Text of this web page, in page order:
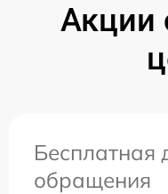
Акции
Бесплатная
обращения